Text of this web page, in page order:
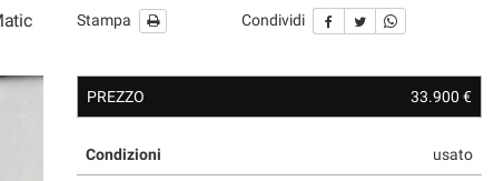
Stampa Condividi
PREZZO 33.900 €
Condizioni usato